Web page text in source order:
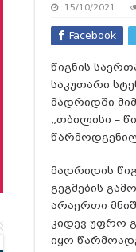
15/10/2021
Facebook
წიგნის
საკუთარი
მადრიდში
„თბილისი –
მადრიდის
გეგმების
არაერთი
კიდევ უფრო
იყო